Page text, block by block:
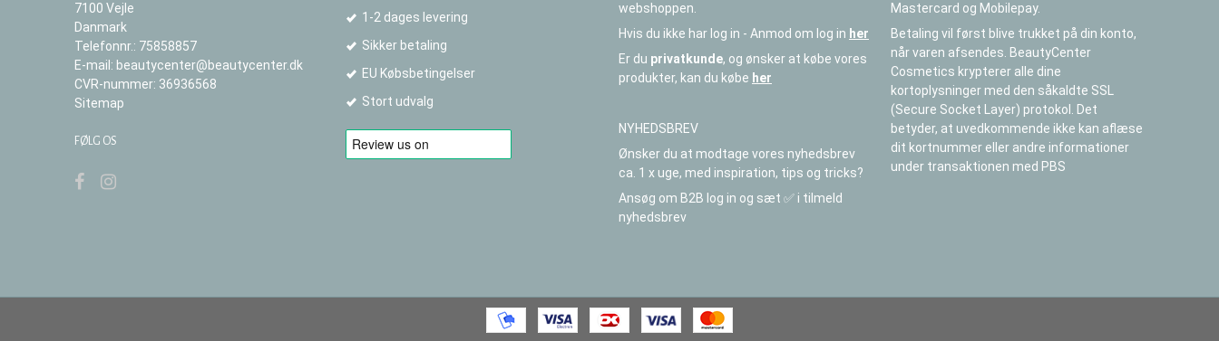
7100 Vejle
Danmark
Telefonnr.: 75858857
E-mail : beautycenter@beautycenter.dk
CVR-nummer: 36936568
Sitemap
FØLG OS
1-2 dages levering
Sikker betaling
EU Købsbetingelser
Stort udvalg
webshoppen.
Hvis du ikke har log in - Anmod om log in her
Er du privatkunde, og ønsker at købe vores
produkter, kan du købe her
NYHEDSBREV
Ønsker du at modtage vores nyhedsbrev
ca. 1 x uge, med inspiration, tips og tricks?
Ansøg om B2B log in og sæt ✅ i tilmeld
nyhedsbrev
Mastercard og Mobilepay.
Betaling vil først blive trukket på din konto,
når varen afsendes. BeautyCenter
Cosmetics krypterer alle dine
kortoplysninger med den såkaldte SSL
(Secure Socket Layer) protokol. Det
betyder, at uvedkommende ikke kan aflæse
dit kortnummer eller andre informationer
under transaktionen med PBS